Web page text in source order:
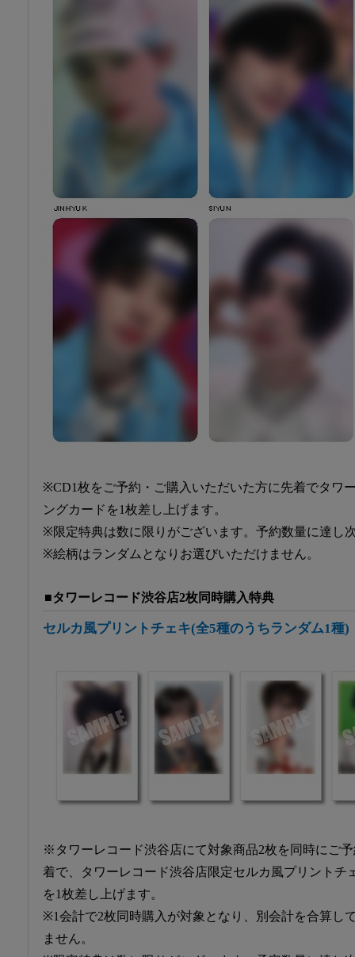
※CD1枚をご予約・ご購入いただいた方に先着でタワ
ングカードを1枚差し上げます。
※限定特典は数に限りがございます。予約数量に達し
※絵柄はランダムとなりお選びいただけません。
■タワーレコード渋谷店2枚同時購入特典
セルカ風プリントチェキ(全5種のうちランダム1種)
※タワーレコード渋谷店にて対象商品2枚を同時にご
着で、タワーレコード渋谷店限定セルカ風プリントチ
を1枚差し上げます。
※1会計で2枚同時購入が対象となり、別会計を合算し
ません。